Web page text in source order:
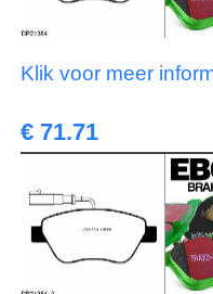
Klik voor meer
€ 71.71